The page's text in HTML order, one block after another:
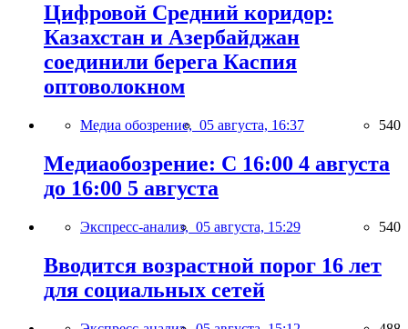
Цифровой Средний коридор:
Казахстан и Азербайджан
соединили берега Каспия
оптоволокном
Медиа обозрение, 05 августа, 16:37 540
Медиаобозрение: С 16:00 4 августа
до 16:00 5 августа
Экспресс-анализ, 05 августа, 15:29 540
Вводится возрастной порог 16 лет
для социальных сетей